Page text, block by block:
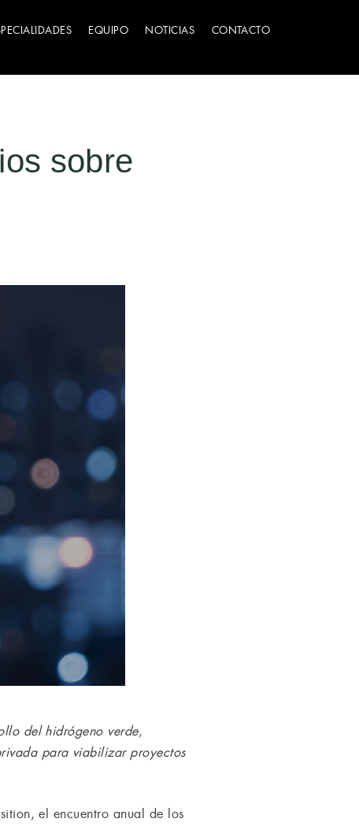
EQUIPO NOTICIAS CONTACTO
sobre
del hidrógeno verde,
para viabilizar proyectos
el encuentro anual de los